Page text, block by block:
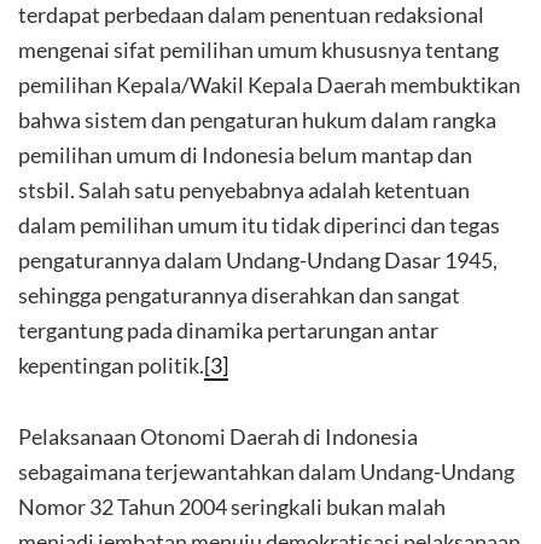
terdapat perbedaan dalam penentuan redaksional
mengenai sifat pemilihan umum khususnya tentang
pemilihan Kepala/Wakil Kepala Daerah membuktikan
bahwa sistem dan pengaturan hukum dalam rangka
pemilihan umum di Indonesia belum mantap dan
stsbil. Salah satu penyebabnya adalah ketentuan
dalam pemilihan umum itu tidak diperinci dan tegas
pengaturannya dalam Undang-Undang Dasar 1945,
sehingga pengaturannya diserahkan dan sangat
tergantung pada dinamika pertarungan antar
kepentingan politik.[3]
Pelaksanaan Otonomi Daerah di Indonesia
sebagaimana terjewantahkan dalam Undang-Undang
Nomor 32 Tahun 2004 seringkali bukan malah